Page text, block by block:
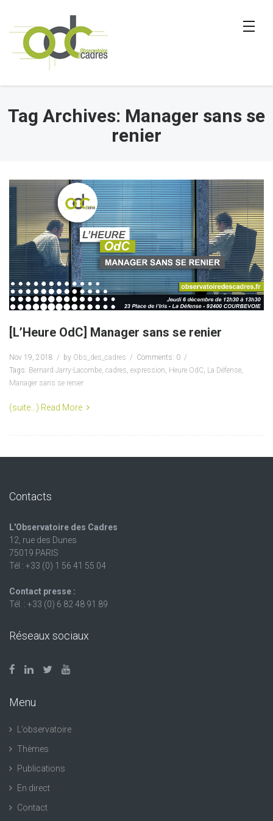
Tag Archives: Manager sans se
renier
[L’Heure OdC] Manager sans se renier
Nov 19, 2018 by Obs_des_cadres
Comments: 0
Tags: Bernard Jarry-Lacombe, cadres, expression, Heure OdC, La Défense,
Manager sans se renier
(suite…) Read More
Contacts
L'Observatoire des Cadres
12, rue des Dunes
75019 PARIS
Tél : +33 (0) 1 56 41 55 04
Contact presse :
Tél. : +33 (0) 6 82 48 91 89
Réseaux sociaux
Menu
L’observatoire
Thèmes
Publications
En direct
Contact